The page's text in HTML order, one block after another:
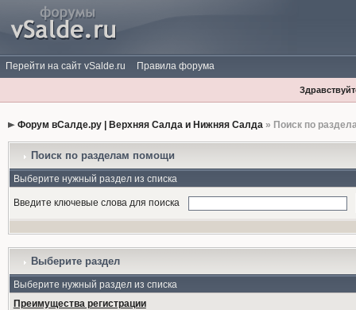
Перейти на сайт vSalde.ru Правила форума
Форум вСалде.ру | Верхняя Салда и Нижняя Салда» Поиск по
Поиск по разделам помощи
Выберите нужный раздел из списка
Введите ключевые слова для поиска
Выберите раздел
Выберите нужный раздел из списка
Преимущества регистрации